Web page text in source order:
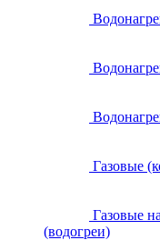
Газовые
Газовые
(водогреи)